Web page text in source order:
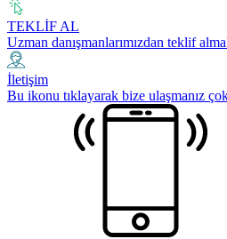
TEKLİF AL
Uzman danışmanlarımızdan teklif
İletişim
Bu ikonu tıklayarak bize ulaşmanız